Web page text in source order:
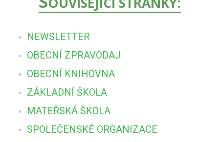
NEWSLETTER
OBECNÍ ZPRAVODAJ
OBECNÍ KNIHOVNA
ZÁKLADNÍ ŠKOLA
MATEŘSKÁ ŠKOLA
SPOLEČENSKÉ ORGANIZACE